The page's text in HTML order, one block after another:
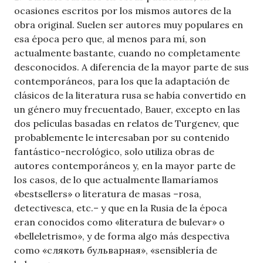
ocasiones escritos por los mismos autores de la
obra original. Suelen ser autores muy populares en
esa época pero que, al menos para mí, son
actualmente bastante, cuando no completamente
desconocidos. A diferencia de la mayor parte de sus
contemporáneos, para los que la adaptación de
clásicos de la literatura rusa se había convertido en
un género muy frecuentado, Bauer, excepto en las
dos películas basadas en relatos de Turgenev, que
probablemente le interesaban por su contenido
fantástico-necrológico, solo utiliza obras de
autores contemporáneos y, en la mayor parte de
los casos, de lo que actualmente llamaríamos
«bestsellers» o literatura de masas –rosa,
detectivesca, etc.– y que en la Rusia de la época
eran conocidos como «literatura de bulevar» o
«belleletrismo», y de forma algo más despectiva
como «слякоть бульварная», «sensiblería de